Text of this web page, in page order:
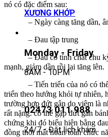
XƯƠNG KHỚP
Monday - Friday
8AM - 10PM
02473 011 988
24/7 - Đặt lịch khám
nó có đặc điểm sau:
– Ngày càng tăng dần, âm
– Đau tập trung
– Đau có tính chất chu kỳ,
mạnh, giảm dần rồi lại tăng lên.
– Tiến triển của nó có thể
triển theo hướng khỏi tự nhiên,
trường hợp đứt gân do viêm là
rất nặng: có thể gặp đứt gân
chứng khi đó biểu hiện bằng
đồng thời mất hoàn toàn chức